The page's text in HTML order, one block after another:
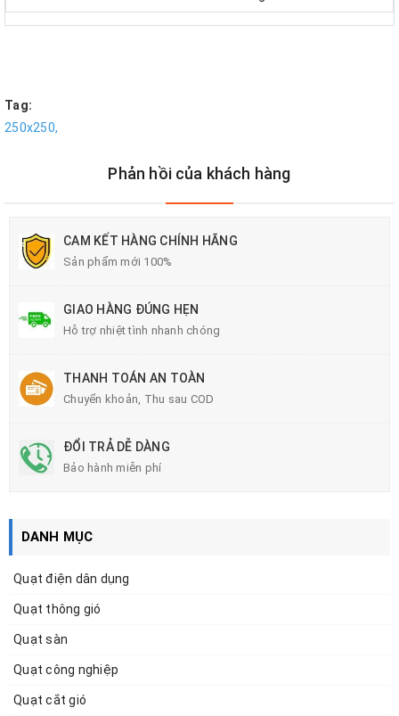
Tag:
250x250,
Phản hồi của khách hàng
CAM KẾT HÀNG CHÍNH HÃNG
Sản phẩm mới 100%
GIAO HÀNG ĐÚNG HẸN
Hỗ trợ nhiệt tình nhanh chóng
THANH TOÁN AN TOÀN
Chuyển khoản, Thu sau COD
ĐỔI TRẢ DỄ DÀNG
Bảo hành miễn phí
DANH MỤC
Quạt điện dân dụng
Quạt thông gió
Quạt sàn
Quạt công nghiệp
Quạt cắt gió